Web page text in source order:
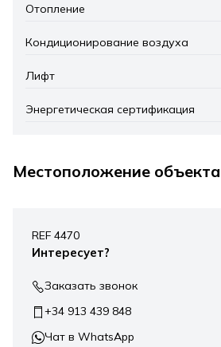
Отопление
Кондиционирование воздуха
Лифт
Энергетическая сертификация
Местоположение объекта
−
REF 4470
Интересует?
Заказать звонок
+34 913 439 848
Чат в WhatsApp